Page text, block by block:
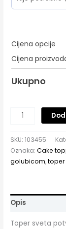
Cijena opcije
Cijena
Ukupno
SKU:103455
Oznaka:Cake
golubicom,toper
Opis
Toper sveta